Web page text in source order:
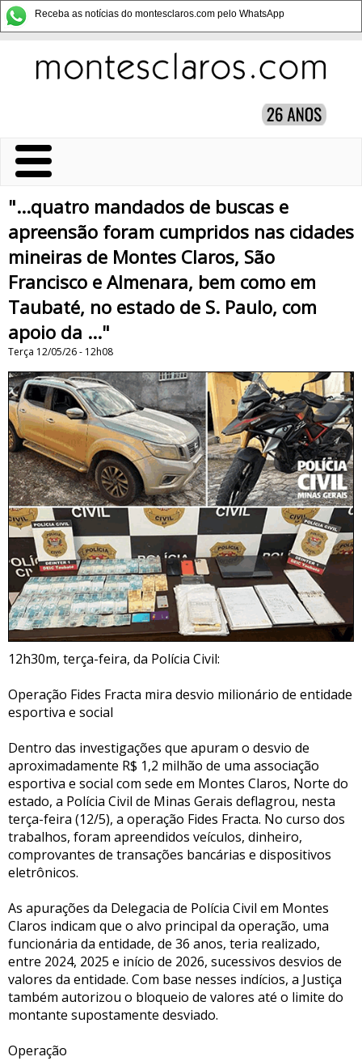
Receba as notícias do montesclaros.com pelo WhatsApp
"...quatro mandados de buscas e
apreensão foram cumpridos nas cidades
mineiras de Montes Claros, São
Francisco e Almenara, bem como em
Taubaté, no estado de S. Paulo, com
apoio da ..."
Terça 12/05/26 - 12h08
12h30m, terça-feira, da Polícia Civil:
Operação Fides Fracta mira desvio milionário de entidade
esportiva e social
Dentro das investigações que apuram o desvio de
aproximadamente R$ 1,2 milhão de uma associação
esportiva e social com sede em Montes Claros, Norte do
estado, a Polícia Civil de Minas Gerais deflagrou, nesta
terça-feira (12/5), a operação Fides Fracta. No curso dos
trabalhos, foram apreendidos veículos, dinheiro,
comprovantes de transações bancárias e dispositivos
eletrônicos.
As apurações da Delegacia de Polícia Civil em Montes
Claros indicam que o alvo principal da operação, uma
funcionária da entidade, de 36 anos, teria realizado,
entre 2024, 2025 e início de 2026, sucessivos desvios de
valores da entidade. Com base nesses indícios, a Justiça
também autorizou o bloqueio de valores até o limite do
montante supostamente desviado.
Operação